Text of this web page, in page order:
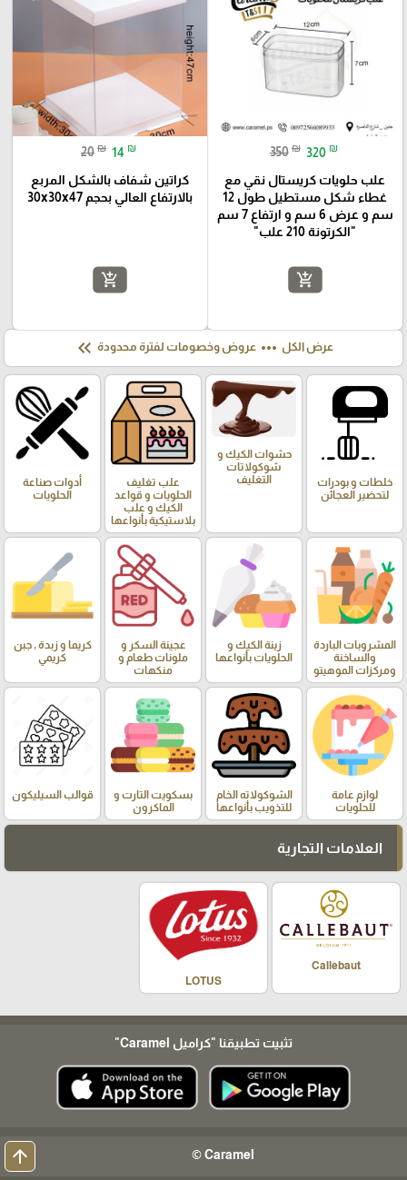
350 ₪ 320 ₪
علب حلويات كريستال نقي مع
غطاء شكل مستطيل طول 12
سم و عرض 6 سم و ارتفاع 7 سم
"الكرتونة 210 علب"
add_shopping_cart
20 ₪ 14 ₪
كراتين شفاف بالشكل المربع
بالارتفاع العالي بحجم 30x30x47
add_shopping_cart
عرض الكل more_horiz عروض وخصومات لفترة محدودة keyboard_double_arrow_left
خلطات و بودرات
لتحضير العجائن
حشوات الكيك و
شوكولاتات
التغليف
علب تغليف
الحلويات و قواعد
الكيك و علب
بلاستيكية بأنواعها
أدوات صناعة
الحلويات
المشروبات الباردة
والساخنة
ومركزات الموهيتو
زينة الكيك و
الحلويات بأنواعها
عجينة السكر و
ملونات طعام و
منكهات
كريما و زبدة , جبن
كريمي
لوازم عامة
للحلويات
الشوكولاته الخام
للتذويب بأنواعها
بسكويت التارت و
الماكرون
قوالب السيليكون
العلامات التجارية
Callebaut
LOTUS
تثبيت تطبيقنا "كراميل Caramel"
Caramel ©
arrow_upward